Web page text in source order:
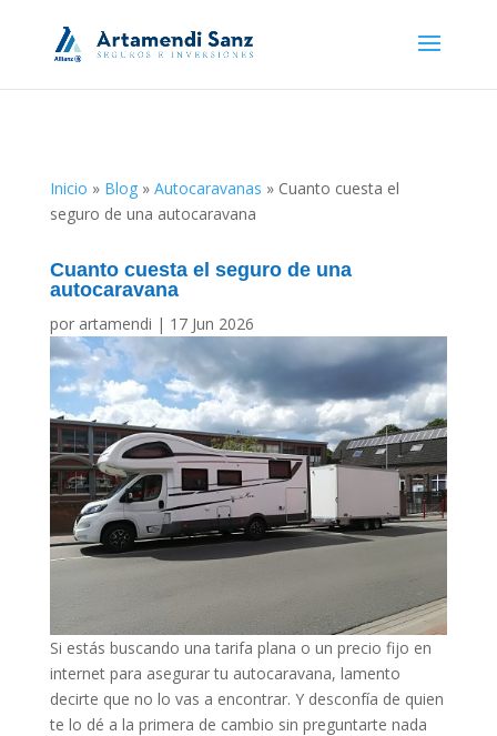
Inicio » Blog» Autocaravanas » Cuanto cuesta el
seguro de una autocaravana
Cuanto cuesta el seguro de una
autocaravana
por artamendi | 17 Jun 2026
Si estás buscando una tarifa plana o un precio fijo en
internet para asegurar tu autocaravana, lamento
decirte que no lo vas a encontrar. Y desconfía de quien
te lo dé a la primera de cambio sin preguntarte nada